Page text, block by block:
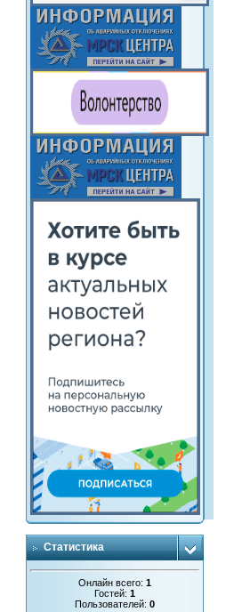
Статистика
Онлайн всего:1
Гостей:1
Пользователей:0